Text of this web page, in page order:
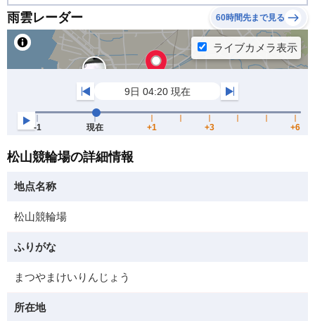
雨雲レーダー 60時間先まで見る
松山競輪場の詳細情報
地点名称
松山競輪場
ふりがな
まつやまけいりんじょう
所在地